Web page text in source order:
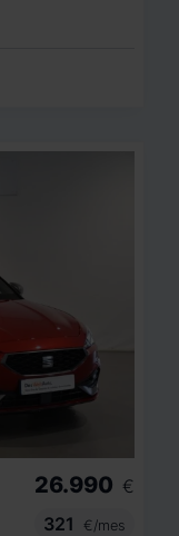
26.990 €
321
€/mes